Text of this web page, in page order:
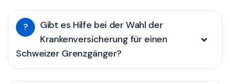
?
Gibt es Hilfe bei der Wahl der
Krankenversicherung für einen
Schweizer Grenzgänger?